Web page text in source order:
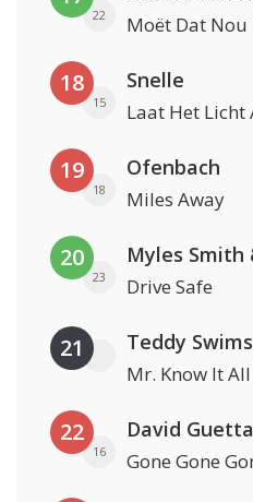
22 Moët Dat Nou
18
15
Snelle
Laat Het Licht
19
18
Ofenbach
Miles Away
20
23
Myles Smith
Drive Safe
21 Teddy Swims
Mr. Know It All
22
16 Gone Gone